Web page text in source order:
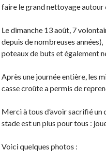
faire le grand nettoyage autour
Le dimanche 13 août, 7
depuis de nombreuses
poteaux de buts et également
Après une journée entière, les
casse croûte a permis de
Merci à tous d’avoir sacrifié
stade est un plus pour tous :
Voici quelques photos :